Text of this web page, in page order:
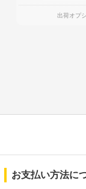
出荷オプ
お支払い方法に